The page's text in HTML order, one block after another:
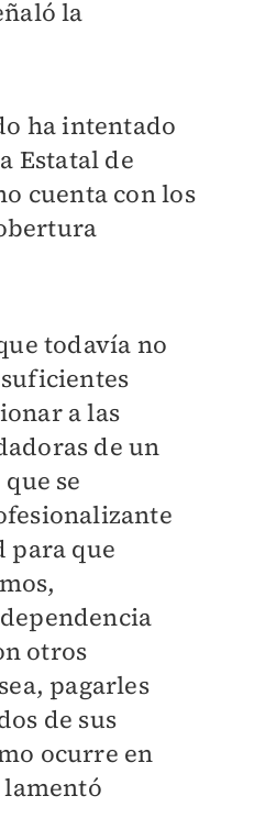
la
ha intentado
Estatal de
cuenta con los
todavía no
a las
de un
se
para que
otros
pagarles
de sus
ocurre en
lamentó